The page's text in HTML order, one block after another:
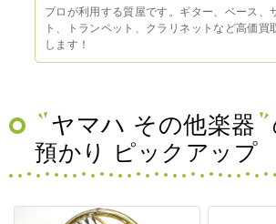
プロが利用する質屋です。ギター、ベース、
ト、トランペット、クラリネットなど高価買
します！
ヤマハ その他楽器
預かり ピックアップ